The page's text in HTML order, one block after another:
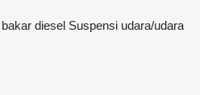
diesel Suspensi udara/udara